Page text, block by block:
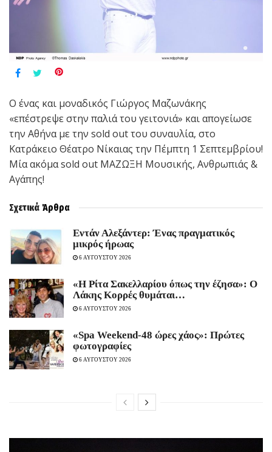
Ο ένας και μοναδικός Γιώργος Μαζωνάκης
«επέστρεψε στην παλιά του γειτονιά» και απογείωσε
την Αθήνα με την sold out του συναυλία, στο
Κατράκειο Θέατρο Νίκαιας την Πέμπτη 1 Σεπτεμβρίου!
Μία ακόμα sold out ΜΑΖΩΞΗ Μουσικής, Ανθρωπιάς &
Αγάπης!
Σχετικά Άρθρα
Εντάν Αλεξάντερ: Ένας πραγματικός
μικρός ήρωας
6 ΑΥΓΟΥΣΤΟΥ 2026
«Η Ρίτα Σακελλαρίου όπως την έζησα»: Ο
Λάκης Κορρές θυμάται…
6 ΑΥΓΟΥΣΤΟΥ 2026
«Spa Weekend-48 ώρες χάος»: Πρώτες
φωτογραφίες
6 ΑΥΓΟΥΣΤΟΥ 2026